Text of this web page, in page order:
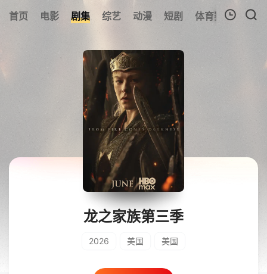
首页 电影 剧集 综艺 动漫 短剧 体育赛事 预告
暂无观看影片的记录
龙之家族第三季
2026 美国 美国